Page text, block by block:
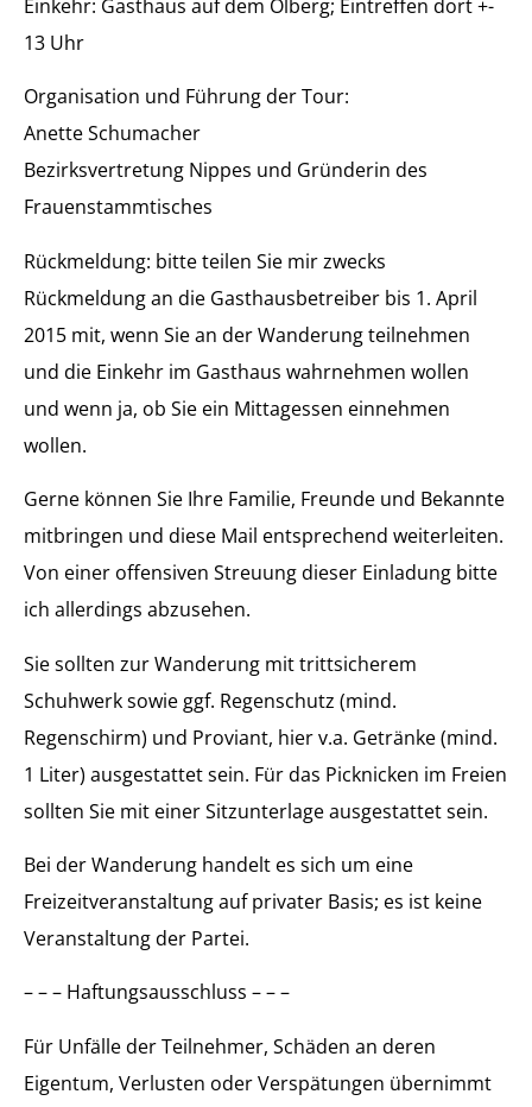
Einkehr: Gasthaus auf dem Ölberg; Eintreffen dort +-
13 Uhr
Organisation und Führung der Tour:
Anette Schumacher
Bezirksvertretung Nippes und Gründerin des
Frauenstammtisches
Rückmeldung: bitte teilen Sie mir zwecks
Rückmeldung an die Gasthausbetreiber bis 1. April
2015 mit, wenn Sie an der Wanderung teilnehmen
und die Einkehr im Gasthaus wahrnehmen wollen
und wenn ja, ob Sie ein Mittagessen einnehmen
wollen.
Gerne können Sie Ihre Familie, Freunde und Bekannte
mitbringen und diese Mail entsprechend weiterleiten.
Von einer offensiven Streuung dieser Einladung bitte
ich allerdings abzusehen.
Sie sollten zur Wanderung mit trittsicherem
Schuhwerk sowie ggf. Regenschutz (mind.
Regenschirm) und Proviant, hier v.a. Getränke (mind.
1 Liter) ausgestattet sein. Für das Picknicken im Freien
sollten Sie mit einer Sitzunterlage ausgestattet sein.
Bei der Wanderung handelt es sich um eine
Freizeitveranstaltung auf privater Basis; es ist keine
Veranstaltung der Partei.
– – – Haftungsausschluss – – –
Für Unfälle der Teilnehmer, Schäden an deren
Eigentum, Verlusten oder Verspätungen übernimmt